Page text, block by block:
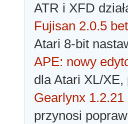
ATR i XFD
Fujisan 2.0.5
Atari 8-bit
APE: nowy
dla Atari XL/
Gearlynx 1.2.21
przynosi